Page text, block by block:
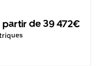
partir de 39 472€